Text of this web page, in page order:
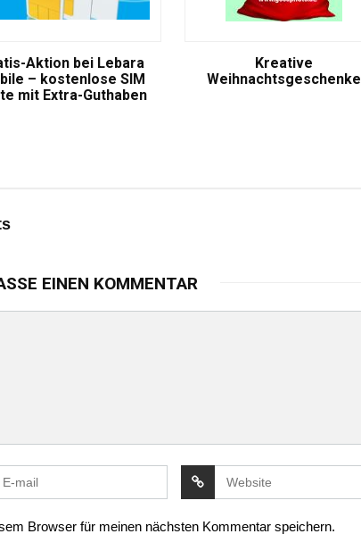
Aktion bei Lebara
– kostenlose SIM
mit Extra-Guthaben
Kreative
Weihnachtsgeschenke
EINEN KOMMENTAR
Browser für meinen nächsten Kommentar speichern.